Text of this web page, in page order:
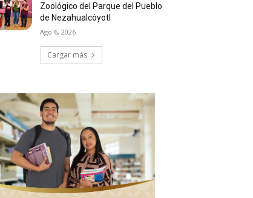
Zoológico del Parque del Pueblo
de Nezahualcóyotl
Ago 6, 2026
Cargar más